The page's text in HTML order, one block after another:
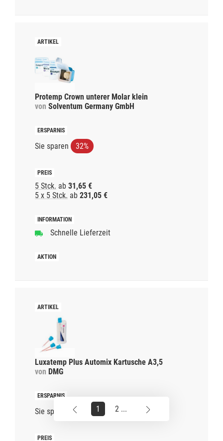
Protemp Crown unterer Molar klein
von Solventum Germany GmbH
Sie sparen 32%
5 Stck. ab 31,65 €
5 x 5 Stck. ab 231,05 €
Schnelle Lieferzeit
Luxatemp Plus Automix Kartusche A3,5
von DMG
Sie sparen 38% 1 2 ...